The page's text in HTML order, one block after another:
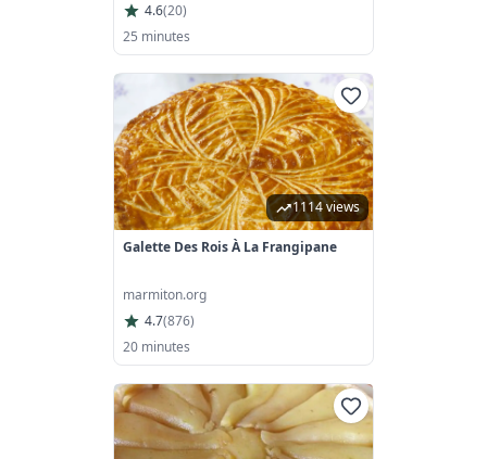
4.6(20)
25 minutes
1114 views
Galette Des Rois À La Frangipane
marmiton.org
4.7(876)
20 minutes